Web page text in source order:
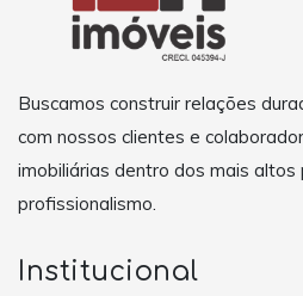
Buscamos construir relações
com nossos clientes e
imobiliárias dentro dos mais
profissionalismo.
Institucional